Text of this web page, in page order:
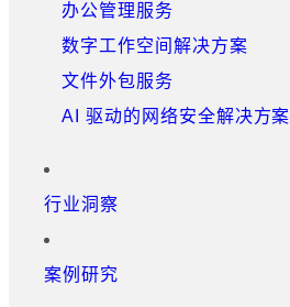
办公管理服务
数字工作空间解决方案
文件外包服务
AI 驱动的网络安全解决方案
行业洞察
案例研究